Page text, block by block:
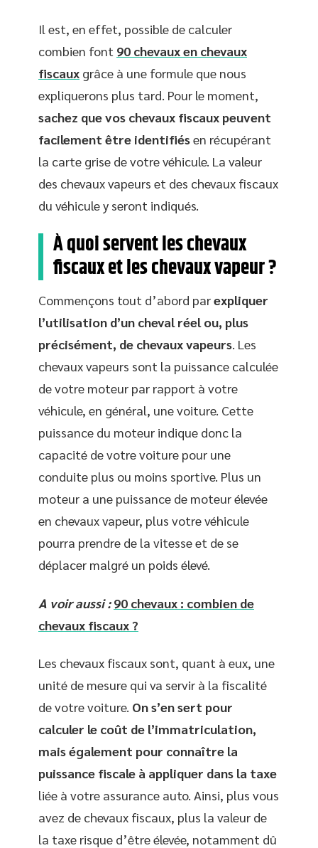
Il est, en effet, possible de calculer
combien font 90 chevaux en chevaux
fiscaux grâce à une formule que nous
expliquerons plus tard. Pour le moment,
sachez que vos chevaux fiscaux peuvent
facilement être identifiésen récupérant
la carte grise de votre véhicule. La valeur
des chevaux vapeurs et des chevaux fiscaux
du véhicule y seront indiqués.
À quoi servent les chevaux
fiscaux et les chevaux vapeur ?
Commençons tout d’abord parexpliquer
l’utilisation d’un cheval réel ou, plus
précisément, de chevaux vapeurs. Les
chevaux vapeurs sont la puissance calculée
de votre moteur par rapport à votre
véhicule, en général, une voiture. Cette
puissance du moteur indique donc la
capacité de votre voiture pour une
conduite plus ou moins sportive. Plus un
moteur a une puissance de moteur élevée
en chevaux vapeur, plus votre véhicule
pourra prendre de la vitesse et de se
déplacer malgré un poids élevé.
A voir aussi : 90 chevaux : combien de
chevaux fiscaux ?
Les chevaux fiscaux sont, quant à eux, une
unité de mesure qui va servir à la fiscalité
de votre voiture. On s’en sert pour
calculer le coût de l’immatriculation,
mais également pour connaître la
puissance fiscale à appliquer dans la taxe
liée à votre assurance auto. Ainsi, plus vous
avez de chevaux fiscaux, plus la valeur de
la taxe risque d’être élevée, notamment dû